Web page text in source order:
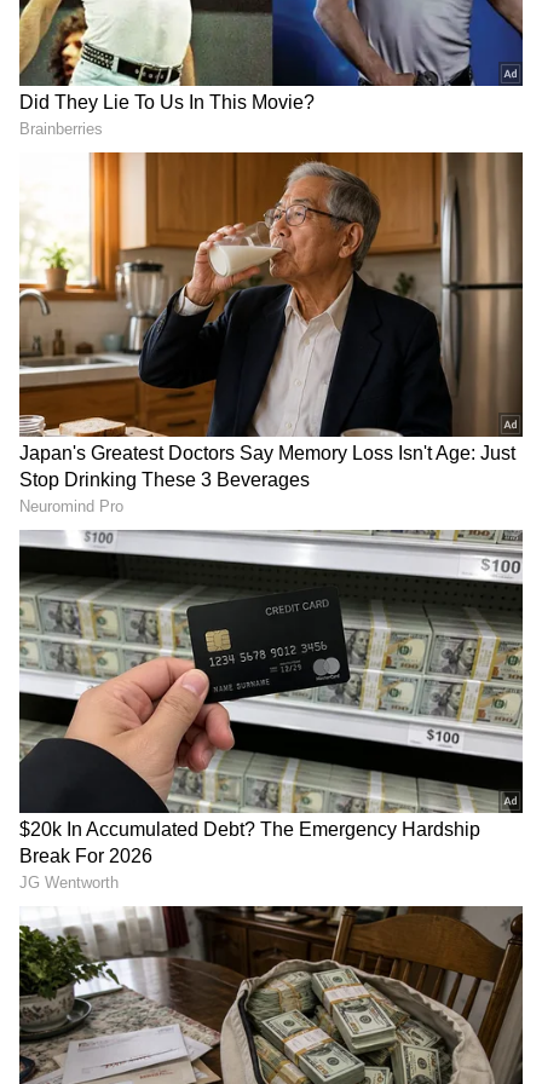
ಇನ್ನು ಗೆಹನಾ ಅವರ ಕುರಿತು ಹೇಳುವುದಅದರೆ, ಅವರು
DOWNLOAD APP
Kannada Cinema News
), ಟಿವಿ
ಕಾರ್ಯಕ್ರಮಗಳು (
Kannada TV Shows
), ಸೆಲೆಬ್ರಿಟಿ
ಸುದ್ದಿಗಳು ಮತ್ತು ಇತ್ತೀಚಿನ ಸುದ್ದಿಗಳಿಗಾಗಿ ಏಷ್ಯಾನೆಟ್
ಸುವರ್ಣ ನ್ಯೂಸ್‌ನಲ್ಲಿ ಮನರಂಜನಾ ವಿಭಾಗ ನೋಡಿ.
ಸಿನಿಮಾ ವಿಮರ್ಶೆಗಳು ( Kannada Movies Review
ತಾರೆಯರ ಸಂದರ್ಶನಗಳು, ಧಾರಾವಾಹಿ ಅಪ್‌ಡೇಟ್ಸ್‌,
ತೆರೆಮರೆಯ ಕಥೆಗಳು, OTT ರಿಲೀಸ್‌
ಮಾಹಿತಿಯೂ ಇಲ್ಲಿದೆ.
RECOMMENDED STORIES